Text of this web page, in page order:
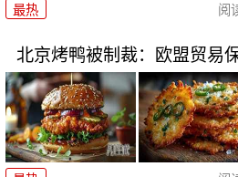
最热 阅
北京烤鸭被制裁：欧盟贸易